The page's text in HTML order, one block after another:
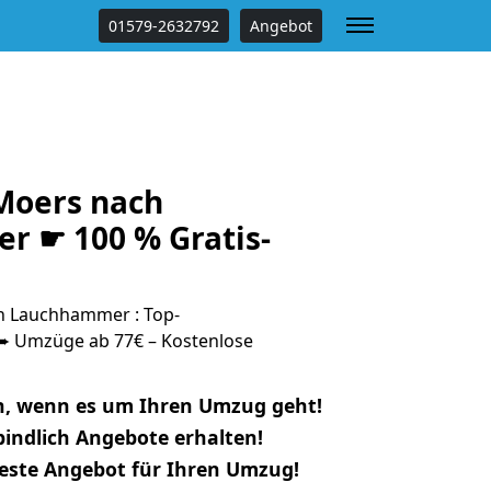
01579-2632792 Angebot
nach
☛ 100 % Gratis-
: Top-
ab 77€ – Kostenlose
wenn es um Ihren Umzug geht!
Angebote erhalten!
Angebot für Ihren Umzug!